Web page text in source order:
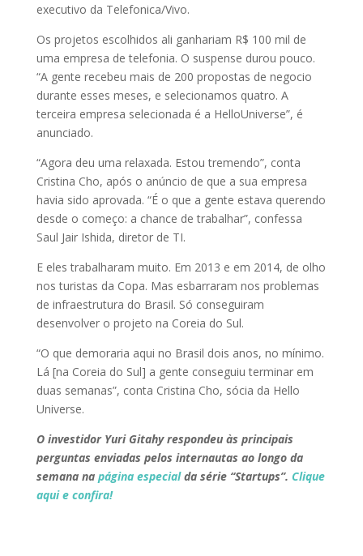
executivo da Telefonica/Vivo.
Os projetos escolhidos ali ganhariam R$ 100 mil de
uma empresa de telefonia. O suspense durou pouco.
“A gente recebeu mais de 200 propostas de negocio
durante esses meses, e selecionamos quatro. A
terceira empresa selecionada é a HelloUniverse”, é
anunciado.
“Agora deu uma relaxada. Estou tremendo”, conta
Cristina Cho, após o anúncio de que a sua empresa
havia sido aprovada. “É o que a gente estava querendo
desde o começo: a chance de trabalhar”, confessa
Saul Jair Ishida, diretor de TI.
E eles trabalharam muito. Em 2013 e em 2014, de olho
nos turistas da Copa. Mas esbarraram nos problemas
de infraestrutura do Brasil. Só conseguiram
desenvolver o projeto na Coreia do Sul.
“O que demoraria aqui no Brasil dois anos, no mínimo.
Lá [na Coreia do Sul] a gente conseguiu terminar em
duas semanas”, conta Cristina Cho, sócia da Hello
Universe.
O investidor Yuri Gitahy respondeu às principais
perguntas enviadas pelos internautas ao longo da
semana na página especialda série “Startups”. Clique
aqui e confira!